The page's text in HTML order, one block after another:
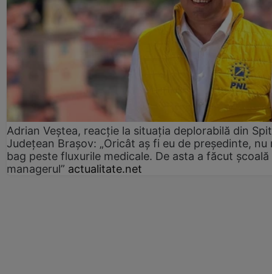
Adrian Veștea, reacție la situația deplorabilă din
Județean Brașov: „Oricât aș fi eu de președinte, nu
bag peste fluxurile medicale. De asta a făcut școală
managerul” actualitate.net